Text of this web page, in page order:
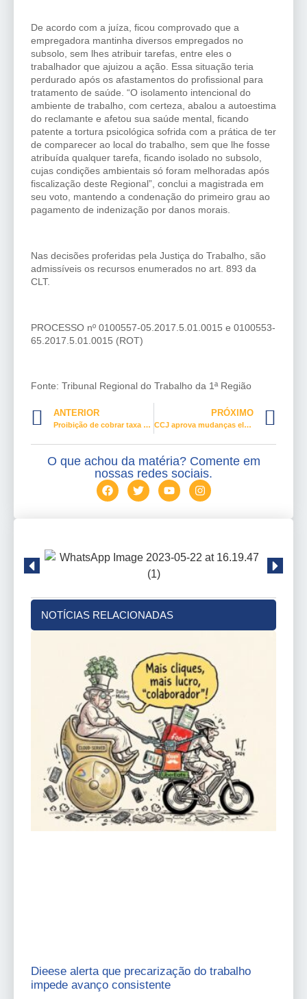
De acordo com a juíza, ficou comprovado que a
empregadora mantinha diversos empregados no
subsolo, sem lhes atribuir tarefas, entre eles o
trabalhador que ajuizou a ação. Essa situação teria
perdurado após os afastamentos do profissional para
tratamento de saúde. “O isolamento intencional do
ambiente de trabalho, com certeza, abalou a autoestima
do reclamante e afetou sua saúde mental, ficando
patente a tortura psicológica sofrida com a prática de ter
de comparecer ao local do trabalho, sem que lhe fosse
atribuída qualquer tarefa, ficando isolado no subsolo,
cujas condições ambientais só foram melhoradas após
fiscalização deste Regional”, conclui a magistrada em
seu voto, mantendo a condenação do primeiro grau ao
pagamento de indenização por danos morais.
Nas decisões proferidas pela Justiça do Trabalho, são
admissíveis os recursos enumerados no art. 893 da
CLT.
PROCESSO nº 0100557-05.2017.5.01.0015 e 0100553-
65.2017.5.01.0015 (ROT)
Fonte: Tribunal Regional do Trabalho da 1ª Região
ANTERIOR
Proibição de cobrar taxa mínima de água e luz de família de baixa renda é aprovada na CAE
PRÓXIMO
CCJ aprova mudanças eleitorais, mas barra volta das coligações; PEC vai a Plenário nesta quarta
O que achou da matéria? Comente em
nossas redes sociais.
NOTÍCIAS RELACIONADAS
Dieese alerta que precarização do trabalho
impede avanço consistente